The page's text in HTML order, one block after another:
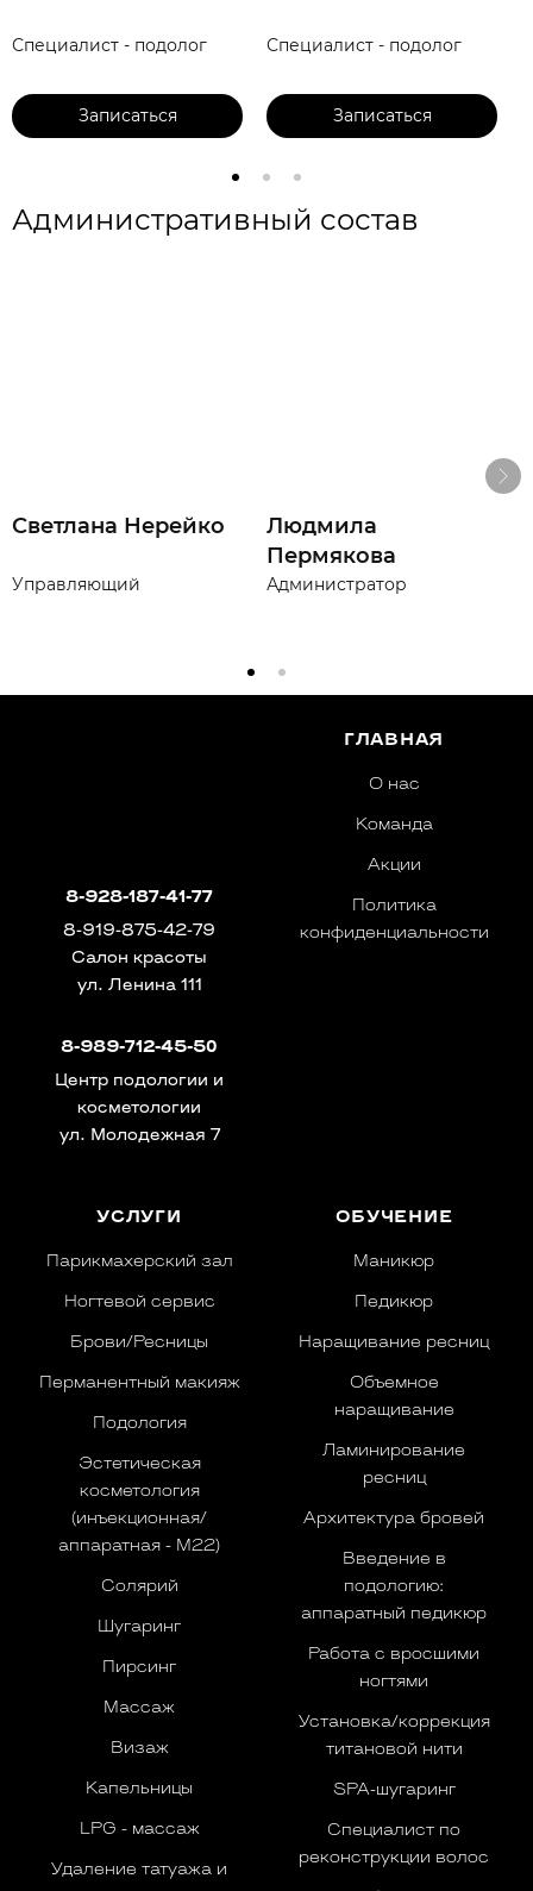
Специалист - подолог
Записаться
Специалист - подолог
Записаться
Административный состав
Светлана Нерейко
Управляющий
Людмила
Пермякова
Администратор
8-928-187-41-77
8-919-875-42-79
Салон красоты
ул. Ленина 111
8-989-712-45-50
Центр подологии и
косметологии
ул. Молодежная 7
ГЛАВНАЯ
О нас
Команда
Акции
Политика
конфиденциальности
УСЛУГИ
Парикмахерский зал
Ногтевой сервис
Брови/Ресницы
Перманентный макияж
Подология
Эстетическая
косметология
(инъекционная/
аппаратная - M22)
Солярий
Шугаринг
Пирсинг
Массаж
Визаж
Капельницы
LPG - массаж
Удаление татуажа и
ОБУЧЕНИЕ
Маникюр
Педикюр
Наращивание ресниц
Объемное
наращивание
Ламинирование
ресниц
Архитектура бровей
Введение в
подологию:
аппаратный педикюр
Работа с вросшими
ногтями
Установка/коррекция
титановой нити
SPA-шугаринг
Специалист по
реконструкции волос